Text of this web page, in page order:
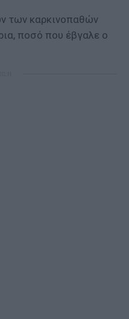
των καρκινοπαθών
ποσό που έβγαλε ο